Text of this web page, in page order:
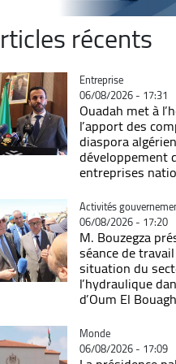
récents
Catégorie
Entreprise
06/08/2026 - 17:31
Ouadah met à
l’apport des
diaspora
développement
entreprises
Catégorie
Activités
06/08/2026 - 17:20
M. Bouzegza
séance de
situation du
l’hydraulique
d’Oum El
Catégorie
Monde
06/08/2026 - 17:09